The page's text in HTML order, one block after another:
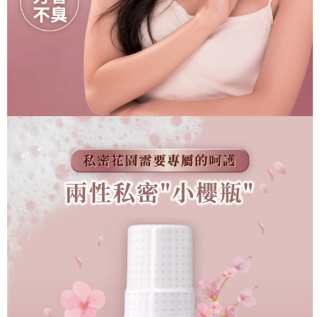
貨到付款
NT$90/pesanan | Penghantaran percuma untuk pesanan
NT$1,200 atau lebih
海外配送 (港澳地區) Kadar Penghantaran
海外配送 (中國大陸) Kadar Penghantaran